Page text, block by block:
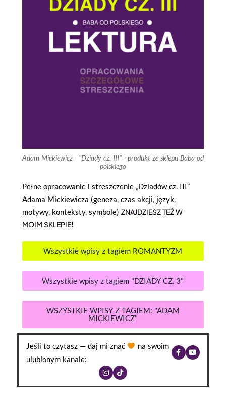
Adam Mickiewicz - "Dziady cz. III" - produkt ze sklepu Baba od
polskiego
Pełne opracowanie i streszczenie „Dziadów cz. III”
Adama Mickiewicza (geneza, czas akcji, język,
motywy, konteksty, symbole) ZNAJDZIESZ TEŻ W
MOIM SKLEPIE!
Wszystkie wpisy z tagiem ROMANTYZM
Wszystkie wpisy z tagiem "DZIADY CZ. 3"
WSZYSTKIE WPISY Z TAGIEM: "ADAM
MICKIEWICZ"
Jeśli to czytasz — daj mi znać
na swoim
ulubionym kanale: